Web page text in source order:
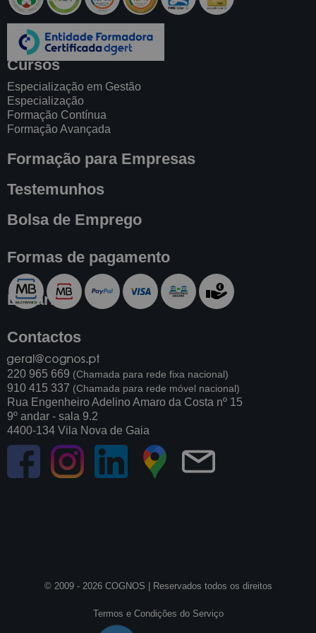
Cursos
Especialização em Gestão
Especialização
Formação Contínua
Formação Avançada
Formação para Empresas
Testemunhos
Bolsa de Emprego
Formas de pagamento
Livraria
Contactos
220 965 669 (Chamada para rede fixa nacional)
910 415 337 (Chamada para rede móvel nacional)
Rua Engenheiro Adelino Amaro da Costa nº 15
9º andar - sala 9.2
4400-134 Vila Nova de Gaia
© 2009 - 2026 COGNOS | Reservados todos os direitos
Termos e Condições do Serviço